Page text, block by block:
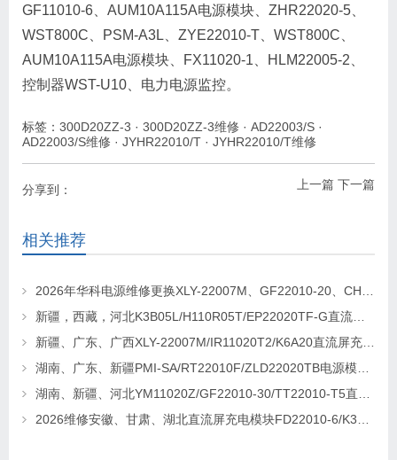
GF11010-6、AUM10A115A电源模块、ZHR22020-5、
WST800C、PSM-A3L、ZYE22010-T、WST800C、
AUM10A115A电源模块、FX11020-1、HLM22005-2、
控制器WST-U10、电力电源监控。
标签： 300D20ZZ-3 · 300D20ZZ-3维修 · AD22003/S ·
AD22003/S维修 · JYHR22010/T · JYHR22010/T维修
上一篇 下一篇
分享到：
相关推荐
2026年华科电源维修更换XLY-22007M、GF22010-20、CHR-22020直流屏充电模块
新疆，西藏，河北K3B05L/H110R05T/EP22020TF-G直流屏充电模块维修更换
新疆、广东、广西XLY-22007M/IR11020T2/K6A20直流屏充电模块维修更换
湖南、广东、新疆PMI-SA/RT22010F/ZLD22020TB电源模块维修更换
湖南、新疆、河北YM11020Z/GF22010-30/TT22010-T5直流屏充电模块维修更换
2026维修安徽、甘肃、湖北直流屏充电模块FD22010-6/K3B20L/GF22010-10